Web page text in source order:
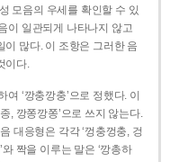
모음의 우세를 확인할 수 있
이 일관되게 나타나지 않고
이 많다. 이 조항은 그러한 음
이다.
‘깡충깡충’으로 정했다. 이
, 깡쫑깡쫑’으로 쓰지 않는다.
대응형은 각각 ‘껑충껑충, 겅
와 짝을 이루는 말은 ‘깡총하